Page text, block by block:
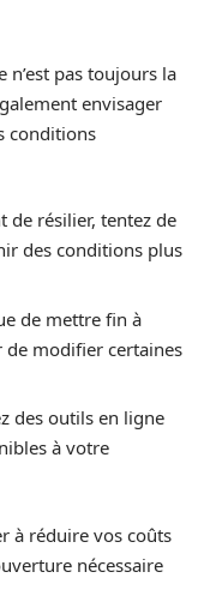
n’est pas toujours la
envisager
conditions
de résilier, tentez de
des conditions plus
de mettre fin à
de modifier certaines
des outils en ligne
à votre
à réduire vos coûts
nécessaire